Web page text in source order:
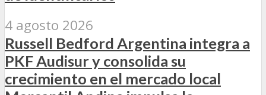
4 agosto 2026
Russell Bedford Argentina integra a
PKF Audisur y consolida su
crecimiento en el mercado local